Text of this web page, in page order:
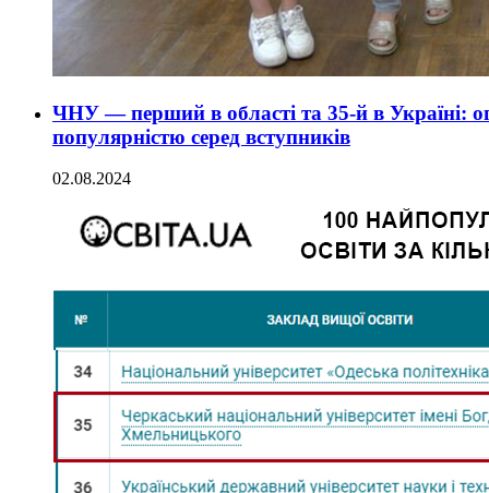
ЧНУ — перший в області та 35-й в Україні:
популярністю серед вступників
02.08.2024